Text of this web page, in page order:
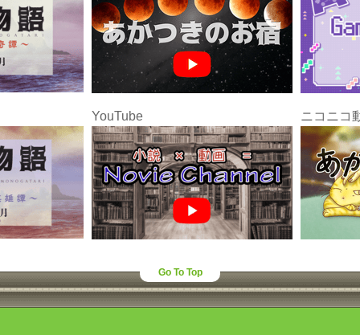
YouTube ニコニコ
Go To Top